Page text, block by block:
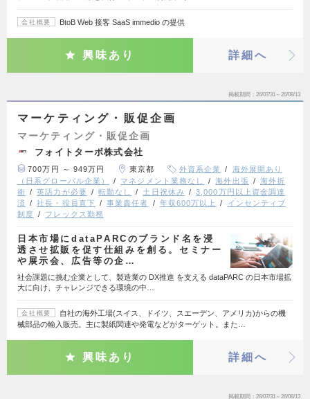
会社概要 BtoB Web 接客 SaaS immedio の提供
興味あり 詳細へ
掲載期間 26/07/31～26/08/13
マーケティング・販促企画
マーケティング・販促企画
フォイトターボ株式会社
700万円 ～ 949万円 東京都 外資系企業
海外展開あり
（日系グローバル企業）
マネジメント業務なし 海外出張
海外折
衝
英語力が必要 転勤なし 土日祝休み
3,000万円以上資金調達
済
社長・役員直下 事業責任者 年収600万以上
インセンティブ
制度
フレックス勤務
日本市場にdataPARCのブランド名を浸
透させ拡販を促す仕組みを創る。セミナー
や展示会、広告等の企…
社会課題に挑む企業として、製造業の DX推進 を支える dataPARC の日本市場拡
大に向け、チャレンジできる環境の中…
会社概要
自社の海外工場(スイス、ドイツ、スエーデン、アメリカ)からの機
械部品の輸入販売。主に製紙関連や発電などがターゲット。また…
興味あり 詳細へ
掲載期間 26/07/31～26/08/13